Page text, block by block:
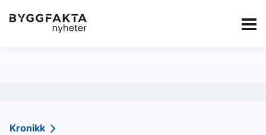
Kategorier Jobbmarkedet Annonsere i
Redaksjonen
Kronikk